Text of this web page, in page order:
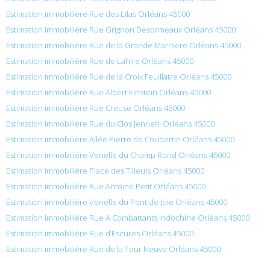
Estimation immobilière Rue des Lilas Orléans 45000
Estimation immobilière Rue Grignon Desormeaux Orléans 45000
Estimation immobilière Rue de la Grande Marniere Orléans 45000
Estimation immobilière Rue de Lahire Orléans 45000
Estimation immobilière Rue de la Croix Feuillatre Orléans 45000
Estimation immobilière Rue Albert Einstein Orléans 45000
Estimation immobilière Rue Creuse Orléans 45000
Estimation immobilière Rue du Clos Jennetil Orléans 45000
Estimation immobilière Allée Pierre de Coubertin Orléans 45000
Estimation immobilière Venelle du Champ Rond Orléans 45000
Estimation immobilière Place des Tilleuls Orléans 45000
Estimation immobilière Rue Antoine Petit Orléans 45000
Estimation immobilière Venelle du Pont de Joie Orléans 45000
Estimation immobilière Rue A Combattants Indochine Orléans 45000
Estimation immobilière Rue d’Escures Orléans 45000
Estimation immobilière Rue de la Tour Neuve Orléans 45000